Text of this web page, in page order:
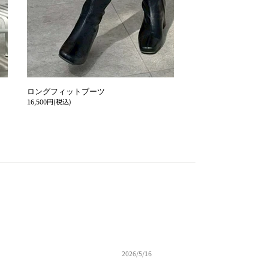
ロングフィットブーツ
16,500円(税込)
2026/5/16